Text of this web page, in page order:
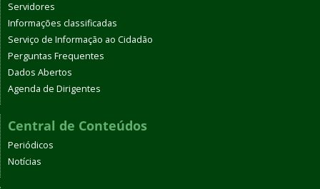
Servidores
Informações classificadas
Serviço de Informação ao Cidadão
Perguntas Frequentes
Dados Abertos
Agenda de Dirigentes
Central de Conteúdos
Periódicos
Notícias